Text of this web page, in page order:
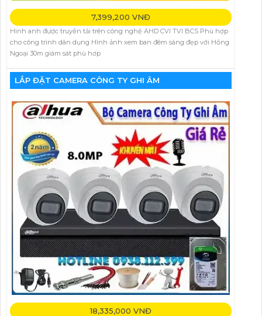
7,399,200 VNĐ
Hình anh được truyền tải trên công nghệ AHD CVI TVI BCS Phù hợp
cho công trình dân dụng Hình ảnh xem ban đêm sáng đẹp với Hồng
Ngoại 30m giám sát phù hơp
LẮP ĐẶT CAMERA CÔNG TY GHI ÂM
18,335,000 VNĐ